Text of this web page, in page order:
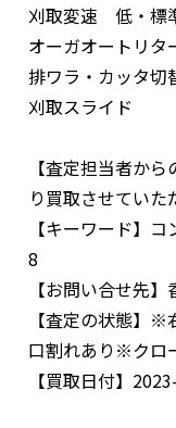
刈取変速 低・標
オーガオートリタ
排ワラ・カッタ切
刈取スライド
【査定担当者から
り買取させていた
【キーワード】 コ
8
【お問い合せ先】
【査定の状態】 ※
口割れあり※クロ
【買取日付】